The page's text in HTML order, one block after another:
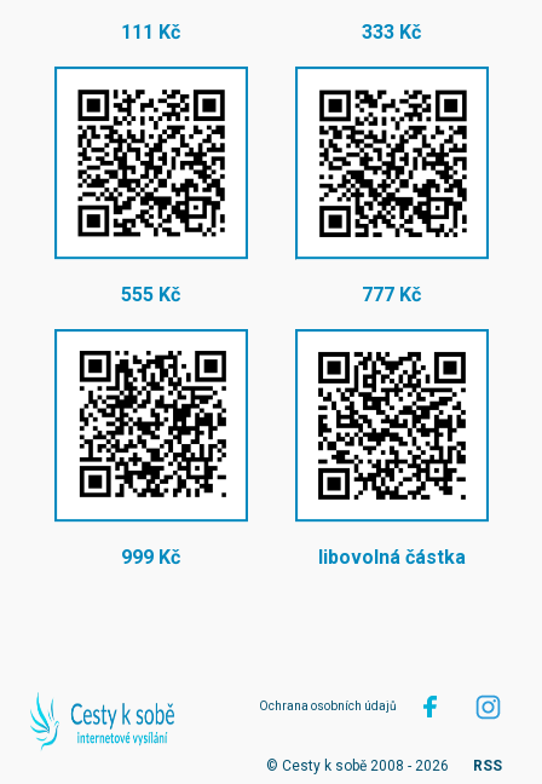
111 Kč 333 Kč
555 Kč 777 Kč
999 Kč libovolná částka
Ochrana osobních údajů
© Cesty k sobě 2008 - 2026 RSS